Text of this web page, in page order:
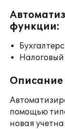
функции:
Налоговый
Описание
помощью
новая